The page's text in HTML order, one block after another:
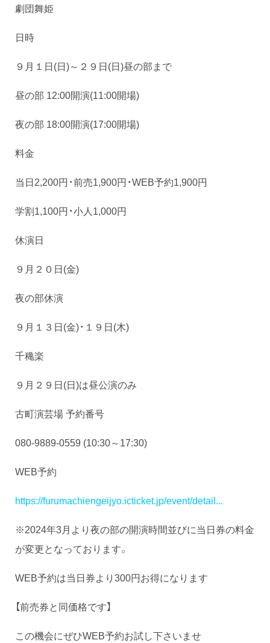
劇団舞姫
日時
９月１日(日)～２９日(日)昼の部まで
昼の部 12:00開演(11:00開場)
夜の部 18:00開演(17:00開場)
料金
当日2,200円・前売1,900円・WEB予約1,900円
学割1,100円・小人1,000円
休演日
９月２０日(金)
夜の部休演
９月１３日(金)・１９日(木)
千穐楽
９月２９日(日)は昼公演のみ
古町演芸場 予約番号
080-9889-0559 (10:30～17:30)
WEB予約
https://furumachiengeijyo.icticket.jp/event/detail...
※2024年3月より夜の部の開演時間並びに当日券の料金
が変更となっております。
WEB予約は当日券より300円お得になります
【前売券と同価格です】
この機会にぜひWEB予約お試し下さいませ